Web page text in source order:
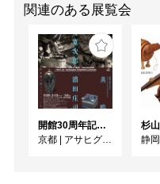
関連のある展覧会
開館30周年記念 山本爲三郎・河井寬次郎没後60年記念 「共鳴 河井寬次郎 × 濱田庄司 ー山本爲三郎コレクションより」
京都 | アサヒグループ大山崎山荘美術館
静岡